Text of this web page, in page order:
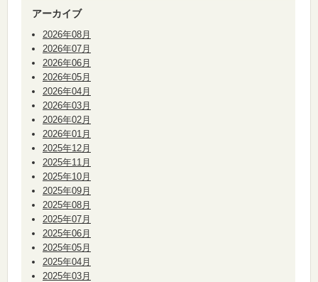
アーカイブ
2026年08月
2026年07月
2026年06月
2026年05月
2026年04月
2026年03月
2026年02月
2026年01月
2025年12月
2025年11月
2025年10月
2025年09月
2025年08月
2025年07月
2025年06月
2025年05月
2025年04月
2025年03月